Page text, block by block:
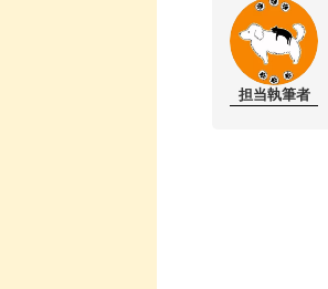
担当執筆者